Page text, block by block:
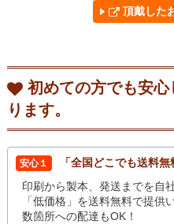
頂戴した
初めての方でも安心
ります。
安心１
「全国どこでも送料無
印刷から製本、発送までを自
「低価格」を送料無料で提供
数箇所への配達もOK！